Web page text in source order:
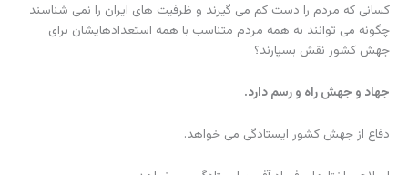
کسانی که مردم را دست کم می گیرند و ظرفیت های ایران را نمی شناسند
چگونه می توانند به همه مردم متناسب با همه استعدادهایشان برای
جهش کشور نقش بسپارند؟
جهاد و جهش راه و رسم دارد.
دفاع از جهش کشور ایستادگی می خواهد.